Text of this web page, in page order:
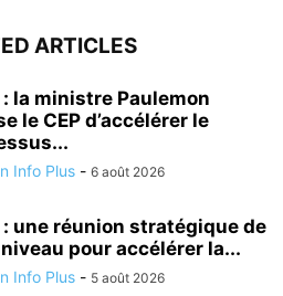
ARTICLES
la ministre Paulemon
le CEP d’accélérer le
Info Plus - 6 août 2026
une réunion stratégique de
pour accélérer la...
Info Plus - 5 août 2026